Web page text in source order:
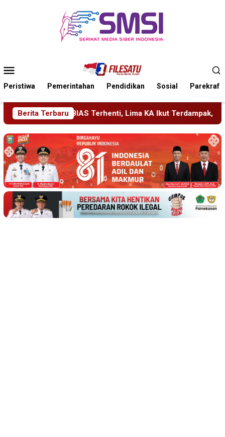
Mobile
Peristiwa Pemerintahan Pendidikan Sosial Parekraf
Berita Terbaru
KA Ikut Terdampak, KAI Daop 7 Gerak Cepat Pulihkan